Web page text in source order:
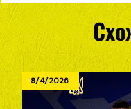
8/4/2026